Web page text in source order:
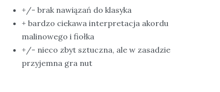
+/- brak nawiązań do klasyka
+ bardzo ciekawa interpretacja akordu
malinowego i fiołka
+/- nieco zbyt sztuczna, ale w zasadzie
przyjemna gra nut